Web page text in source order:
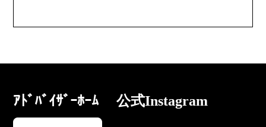
ｱﾄﾞﾊﾞｲｻﾞｰﾎｰﾑ 公式Instagram